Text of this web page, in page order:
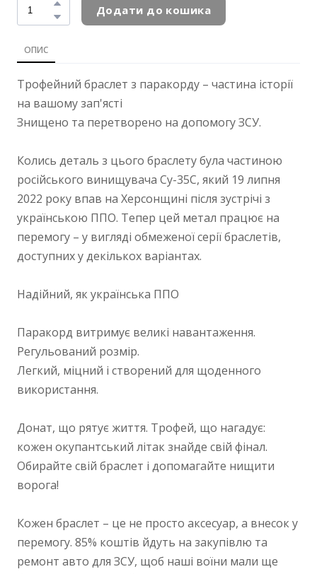
Додати до кошика
ОПИС
Трофейний браслет з паракорду – частина історії
на вашому зап'ясті
Знищено та перетворено на допомогу ЗСУ.
Колись деталь з цього браслету була частиною
російського винищувача Су-35С, який 19 липня
2022 року впав на Херсонщині після зустрічі з
українською ППО. Тепер цей метал працює на
перемогу – у вигляді обмеженої серії браслетів,
доступних у декількох варіантах.
Надійний, як українська ППО
Паракорд витримує великі навантаження.
Регульований розмір.
Легкий, міцний і створений для щоденного
використання.
Донат, що рятує життя. Трофей, що нагадує:
кожен окупантський літак знайде свій фінал.
Обирайте свій браслет і допомагайте нищити
ворога!
Кожен браслет – це не просто аксесуар, а внесок у
перемогу. 85% коштів йдуть на закупівлю та
ремонт авто для ЗСУ, щоб наші воїни мали ще